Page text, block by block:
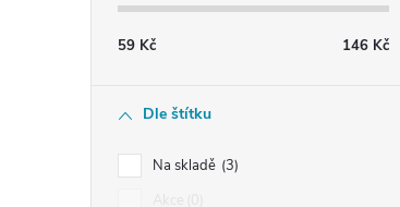
59 Kč 146 Kč
Dle štítku
Na skladě 3